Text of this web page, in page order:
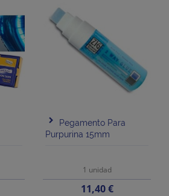
Pegamento Para
Purpurina 15mm
1 unidad
Precio
11,40 €